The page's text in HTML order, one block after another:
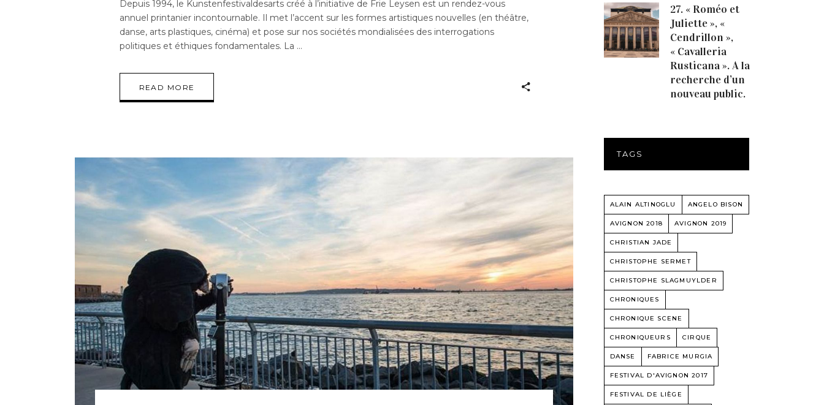
Depuis 1994, le Kunstenfestivaldesarts créé à l’initiative de Frie Leysen est un rendez-vous
annuel printanier incontournable. Il met l’accent sur les formes artistiques nouvelles (en théâtre,
danse, arts plastiques, cinéma) et pose sur nos sociétés mondialisées des interrogations
politiques et éthiques fondamentales. La
READ MORE
27. « Roméo et
Juliette », «
Cendrillon »,
« Cavalleria
Rusticana ». A la
recherche d’un
nouveau public.
TAGS
ALAIN ALTINOGLU ANGELO BISON
AVIGNON 2018 AVIGNON 2019
CHRISTIAN JADE
CHRISTOPHE SERMET
CHRISTOPHE SLAGMUYLDER
CHRONIQUES
CHRONIQUE SCENE
CHRONIQUEURS CIRQUE
DANSE FABRICE MURGIA
FESTIVAL D'AVIGNON 2017
FESTIVAL DE LIÈGE